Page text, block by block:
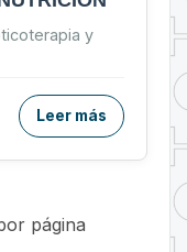
y
Leer más
página